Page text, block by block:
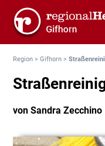
Region >Gifhorn >
von Sandra Zecchino